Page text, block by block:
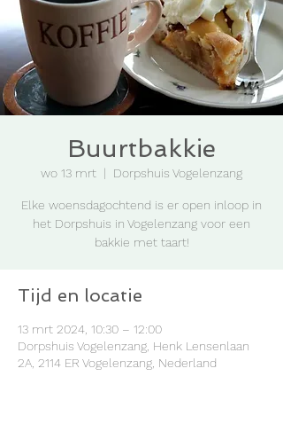
Buurtbakkie
wo 13 mrt
  |
Dorpshuis Vogelenzang
Elke woensdagochtend is er open inloop in
het Dorpshuis in Vogelenzang voor een
bakkie met taart!
Tijd en locatie
13 mrt 2024, 10:30 – 12:00
Dorpshuis Vogelenzang, Henk Lensenlaan
2A, 2114 ER Vogelenzang, Nederland